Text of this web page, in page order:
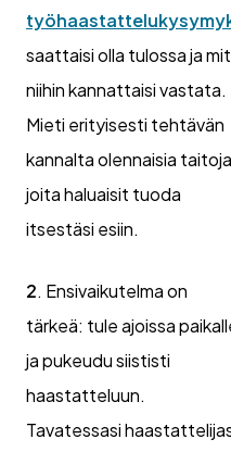
saattaisi olla tulossa ja
niihin kannattaisi vastata.
Mieti erityisesti tehtävän
kannalta olennaisia
joita haluaisit tuoda
itsestäsi esiin.
2. Ensivaikutelma on
tärkeä: tule ajoissa
ja pukeudu siististi
haastatteluun.
Tavatessasi